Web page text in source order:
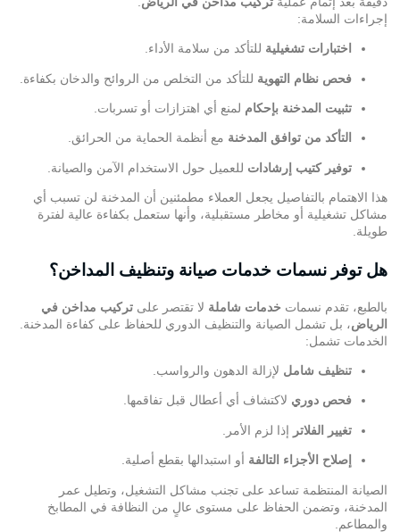
إجراءات السلامة:
اختبارات تشغيلية للتأكد من سلامة الأداء.
فحص نظام التهوية للتأكد من التخلص من الروائح والدخان بكفاءة.
تثبيت المدخنة بإحكام لمنع أي اهتزازات أو تسربات.
التأكد من توافق المدخنة مع أنظمة الحماية من الحرائق.
توفير كتيب إرشادات للعميل حول الاستخدام الآمن والصيانة.
هذا الاهتمام بالتفاصيل يجعل العملاء مطمئنين أن المدخنة لن تسبب أي
مشاكل تشغيلية أو مخاطر مستقبلية، وأنها ستعمل بكفاءة عالية لفترة
طويلة.
هل توفر نسمات خدمات صيانة وتنظيف المداخن؟
بالطبع، تقدم نسمات خدمات شاملة لا تقتصر على تركيب مداخن في
الرياض، بل تشمل الصيانة والتنظيف الدوري للحفاظ على كفاءة المدخنة.
الخدمات تشمل:
تنظيف شامل لإزالة الدهون والرواسب.
فحص دوري لاكتشاف أي أعطال قبل تفاقمها.
تغيير الفلاتر إذا لزم الأمر.
إصلاح الأجزاء التالفة أو استبدالها بقطع أصلية.
الصيانة المنتظمة تساعد على تجنب مشاكل التشغيل، وتطيل عمر
المدخنة، وتضمن الحفاظ على مستوى عالٍ من النظافة في المطابخ
والمطاعم.